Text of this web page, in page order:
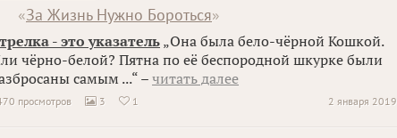
«За Жизнь Нужно Бороться»
- это указатель„Она была бело-чёрной Кошкой.
чёрно-белой? Пятна по её беспородной шкурке были
самым ...“ – читать далее
2 января 2019
просмотров  3  1